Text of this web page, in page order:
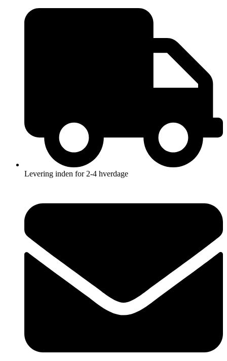
Levering inden for 2-4 hverdage